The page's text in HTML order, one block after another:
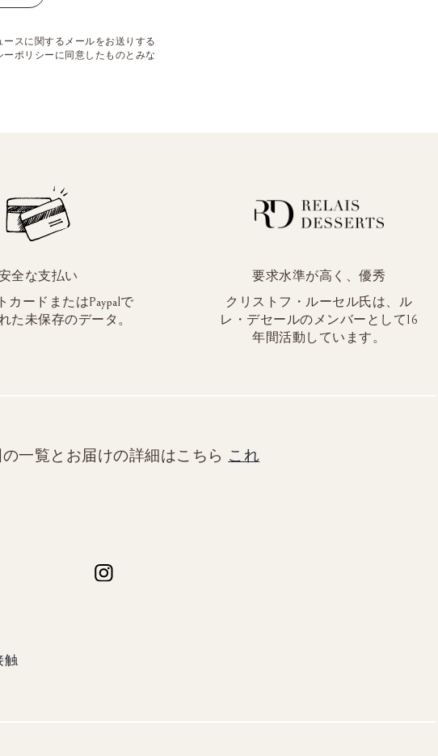
スに関するメールをお送りする
ポリシーに同意したものとみな
全な支払い
カードまたはPaypalで
た未保存のデータ。
要求水準が高く、優秀
クリストフ・ルーセル氏は、ル
レ・デセールのメンバーとして16
年間活動しています。
一覧とお届けの詳細はこちら これ
触